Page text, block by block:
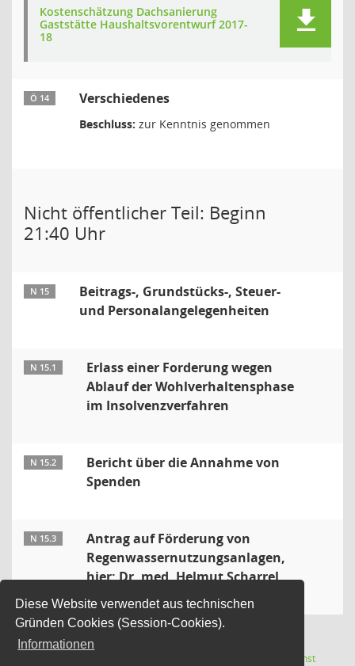
Diese Website verwendet aus technischen
Gründen Cookies (Session-Cookies).
Informationen
Kostenschätzung Dachsanierung
Gaststätte Haushaltsvorentwurf 2017-
18
Ö 14 Verschiedenes
Beschluss: zur Kenntnis genommen
Nicht öffentlicher Teil: Beginn
21:40 Uhr
N 15
Beitrags-, Grundstücks-, Steuer-
und Personalangelegenheiten
N 15.1
Erlass einer Forderung wegen
Ablauf der Wohlverhaltensphase
im Insolvenzverfahren
N 15.2
Bericht über die Annahme von
Spenden
N 15.3
Antrag auf Förderung von
Regenwassernutzungsanlagen,
hier: Dr. med. Helmut Scharrel
Sitzungsdienst